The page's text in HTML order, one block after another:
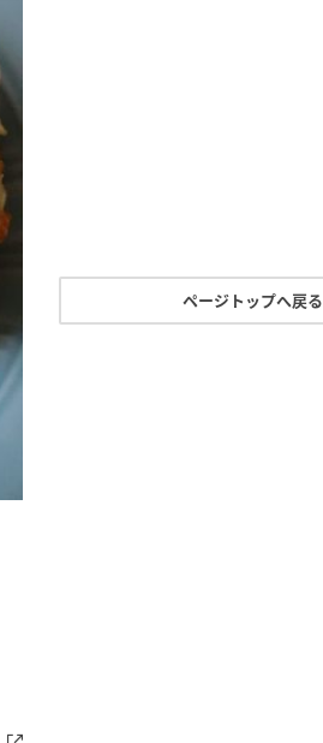
ページトップへ戻る